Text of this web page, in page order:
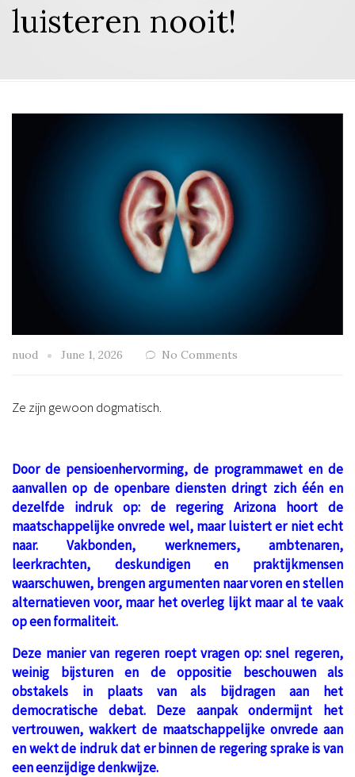
luisteren nooit!
nuod June 1, 2026 No Comments
Ze zijn gewoon dogmatisch.
Door de pensioenhervorming, de programmawet en de
aanvallen op de openbare diensten dringt zich één en
dezelfde indruk op: de regering Arizona hoort de
maatschappelijke onvrede wel, maar luistert er niet echt
naar. Vakbonden, werknemers, ambtenaren,
leerkrachten, deskundigen en praktijkmensen
waarschuwen, brengen argumenten naar voren en stellen
alternatieven voor, maar het overleg lijkt maar al te vaak
op een formaliteit.
Deze manier van regeren roept vragen op: snel regeren,
weinig bijsturen en de oppositie beschouwen als
obstakels in plaats van als bijdragen aan het
democratische debat. Deze aanpak ondermijnt het
vertrouwen, wakkert de maatschappelijke onvrede aan
en wekt de indruk dat er binnen de regering sprake is van
een eenzijdige denkwijze.